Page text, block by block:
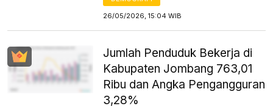
26/05/2026, 15:04 WIB
Jumlah Penduduk Bekerja di
Kabupaten Jombang 763,01
Ribu dan Angka Pengangguran
3,28%